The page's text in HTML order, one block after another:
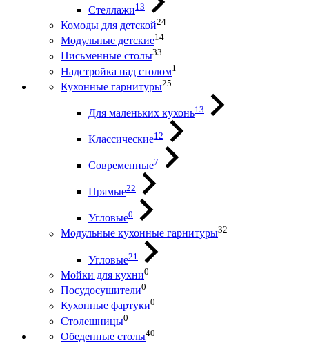
Стеллажи13
Комоды для детской24
Модульные детские14
Письменные столы33
Надстройка над столом1
Кухонные гарнитуры25
Для маленьких кухонь13
Классические12
Современные7
Прямые22
Угловые0
Модульные кухонные гарнитуры32
Угловые21
Мойки для кухни0
Посудосушители0
Кухонные фартуки0
Столешницы0
Обеденные столы40